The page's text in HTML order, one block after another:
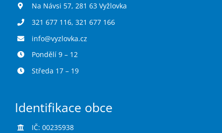
Na Návsi 57, 281 63 Vyžlovka
321 677 116, 321 677 166
info@vyzlovka.cz
Pondělí 9 – 12
Středa 17 – 19
Identifikace obce
IČ: 00235938